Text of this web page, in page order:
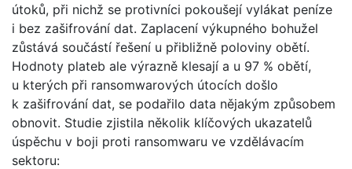
útoků, při nichž se protivníci pokoušejí vylákat peníze
i bez zašifrování dat. Zaplacení výkupného bohužel
zůstává součástí řešení u přibližně poloviny obětí.
Hodnoty plateb ale výrazně klesají a u 97 % obětí,
u kterých při ransomwarových útocích došlo
k zašifrování dat, se podařilo data nějakým způsobem
obnovit. Studie zjistila několik klíčových ukazatelů
úspěchu v boji proti ransomwaru ve vzdělávacím
sektoru: